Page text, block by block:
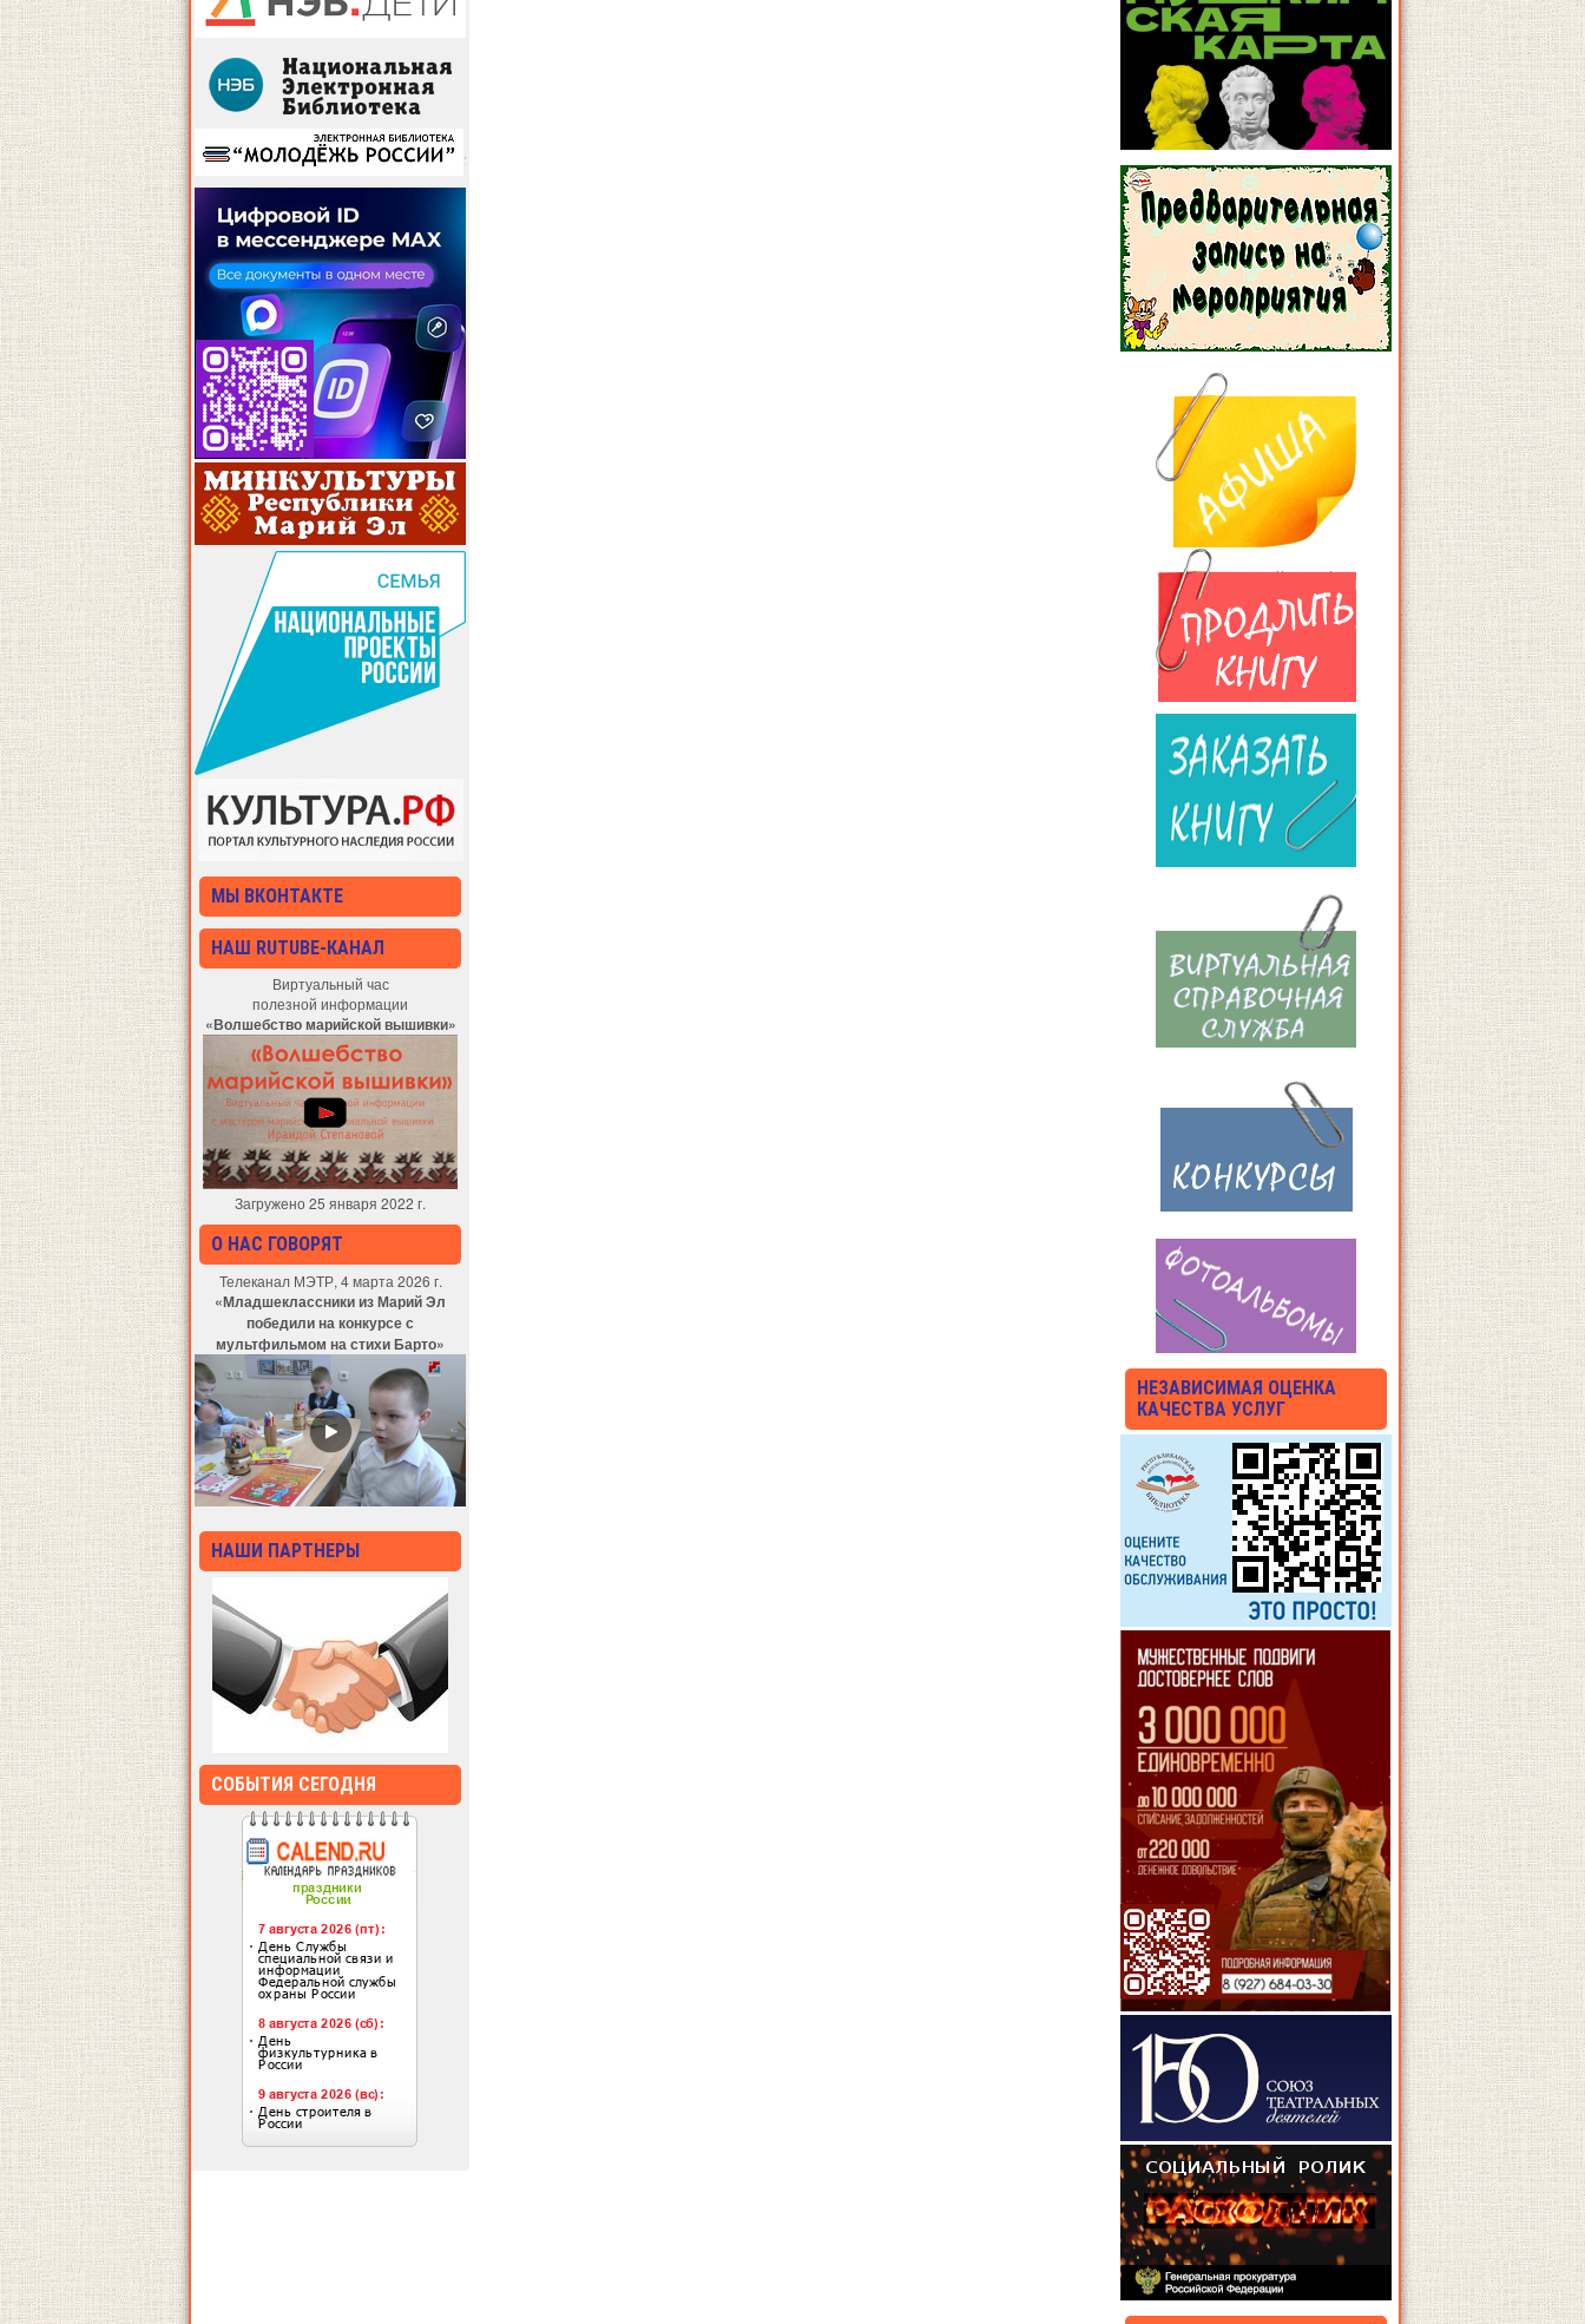
МЫ ВКОНТАКТЕ
НАШ RUTUBE-КАНАЛ
Виртуальный час
полезной информации
«Волшебство марийской вышивки»
Загружено 25 января 2022 г.
О НАС ГОВОРЯТ
Телеканал МЭТР, 4 марта 2026 г.
«Младшеклассники из Марий Эл
победили на конкурсе с
мультфильмом на стихи Барто»
НАШИ ПАРТНЕРЫ
СОБЫТИЯ СЕГОДНЯ
НЕЗАВИСИМАЯ ОЦЕНКА
КАЧЕСТВА УСЛУГ